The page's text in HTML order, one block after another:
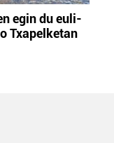
egin du euli-
Txapelketan